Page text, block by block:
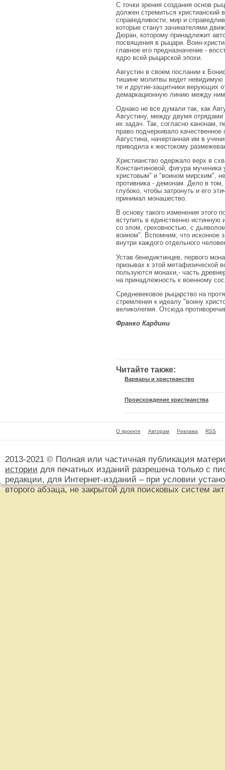
С точки зрения создания основ
должен стремиться христианский
справедливости, мир и
которые станут зачинателями
Дюран, которому принадлежит
посвящения в рыцари. Воин-
главное его предназначение -
ядро всей рыцарской эпохи.
Августин в своем послании к
тишине молитвы ведет
те и другие-защитники верующих
демаркационную линию между
Однако не все думали так, как
Августину, между двумя
их задач. Так, согласно канонам,
право подчеркивало
Августина, начертанная им в
приводила к жестокому
Христианство одержало верх в
Константиновой, фигура
христовым" и "воином мирским",
противника - демонам. Дело в
глубоко, чтобы затронуть и его
принимал монашество.
В основу такого изменения этого
вступить в единственно
со злом, греховностью, с
воином". Вспомним, что исконное
внутри каждого отдельного
Устав бенедиктинцев, первого
призывах к этой метафизической
пользуются монахи,- часть
на принадлежность к военному
Средневековое рыцарство на
стремления к идеалу "воину
великолепия. Отсюда
Франко Кардини
Читайте также:
Варвары и христианство
Происхождение христианства
О проекте Авторам Реклама RSS
2013-2021 © Полная или частичная публикация
истории для печатных изданий разрешена только с
редакции, для Интернет-изданий – при условии
второго абзаца, не закрытой для поисковых систем